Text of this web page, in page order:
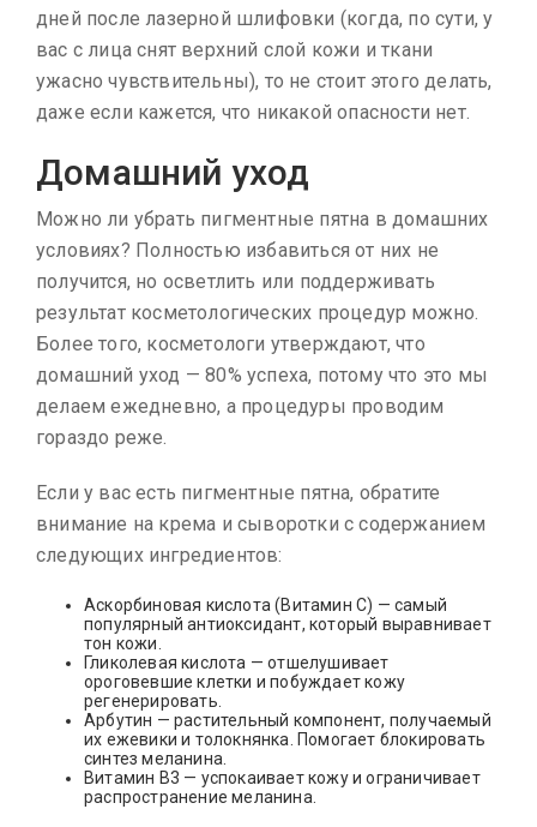
дней после лазерной шлифовки (когда, по сути, у
вас с лица снят верхний слой кожи и ткани
ужасно чувствительны), то не стоит этого делать,
даже если кажется, что никакой опасности нет.
Домашний уход
Можно ли убрать пигментные пятна в домашних
условиях? Полностью избавиться от них не
получится, но осветлить или поддерживать
результат косметологических процедур можно.
Более того, косметологи утверждают, что
домашний уход — 80% успеха, потому что это мы
делаем ежедневно, а процедуры проводим
гораздо реже.
Если у вас есть пигментные пятна, обратите
внимание на крема и сыворотки с содержанием
следующих ингредиентов:
Аскорбиновая кислота (Витамин С) — самый
популярный антиоксидант, который выравнивает
тон кожи.
Гликолевая кислота — отшелушивает
ороговевшие клетки и побуждает кожу
регенерировать.
Арбутин — растительный компонент, получаемый
их ежевики и толокнянка. Помогает блокировать
синтез меланина.
Витамин В3 — успокаивает кожу и ограничивает
распространение меланина.